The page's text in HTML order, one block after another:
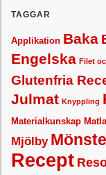
TAGGAR
Applikation Baka
Engelska Filet
Glutenfria
Julmat Knyppling
Materialkunskap
Mjölby
Recept